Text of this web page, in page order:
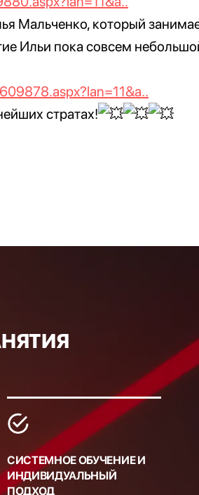
Мальченко, который
Ильи пока совсем
стратах!
СИСТЕМНОЕ ОБУЧЕНИЕ И
ИНДИВИДУАЛЬНЫЙ
ПОДХОД